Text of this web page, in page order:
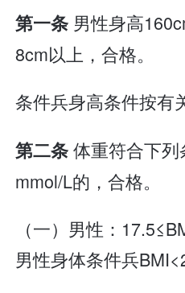
第一条 男性身高
8cm以上，合格。
条件兵身高条件按有
第二条体重符合下
mmol/L的，合格。
（一）男性：
男性身体条件兵